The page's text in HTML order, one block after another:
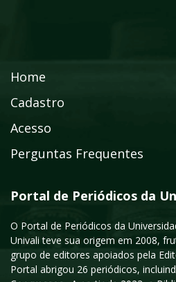
Home
Cadastro
Acesso
Perguntas Frequentes
Portal de Periódicos da
O Portal de Periódicos da
Univali teve sua origem em 2008,
grupo de editores apoiados pela
Portal abrigou 26 periódicos,